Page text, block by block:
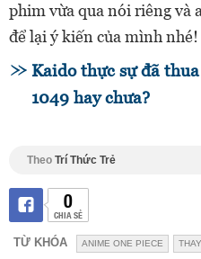
phim vừa qua nói riêng và
để lại ý kiến của mình nhé!
Kaido thực sự đã
1049 hay chưa?
Theo Trí Thức Trẻ
0
CHIA SẺ
TỪ KHÓA ANIME ONE PIECE